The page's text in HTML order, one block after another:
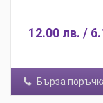
12.00 лв. /
Бърза